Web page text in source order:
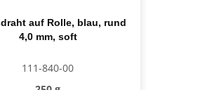
auf Rolle, blau, rund
4,0 mm, soft
111-840-00